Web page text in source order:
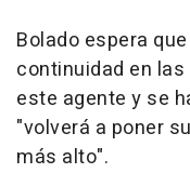
Bolado espera
continuidad en
este agente y se
"volverá a poner
más alto".